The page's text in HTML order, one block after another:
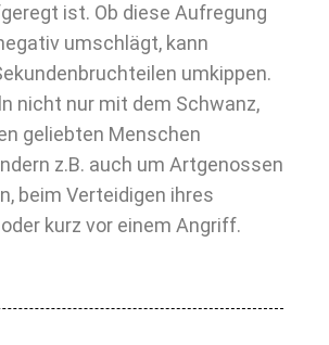
ist. Ob diese Aufregung
umschlägt, kann
umkippen.
nicht nur mit dem Schwanz,
geliebten Menschen
z.B. auch um Artgenossen
beim Verteidigen ihres
kurz vor einem Angriff.